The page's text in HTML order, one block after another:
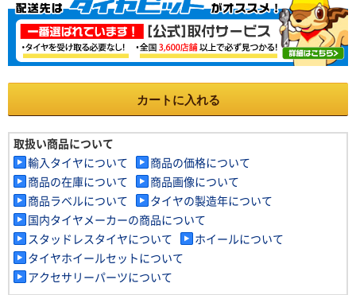
カートに入れる
取扱い商品について
輸入タイヤについて
商品の価格について
商品の在庫について
商品画像について
商品ラベルについて
タイヤの製造年について
国内タイヤメーカーの商品について
スタッドレスタイヤについて
ホイールについて
タイヤホイールセットについて
アクセサリーパーツについて